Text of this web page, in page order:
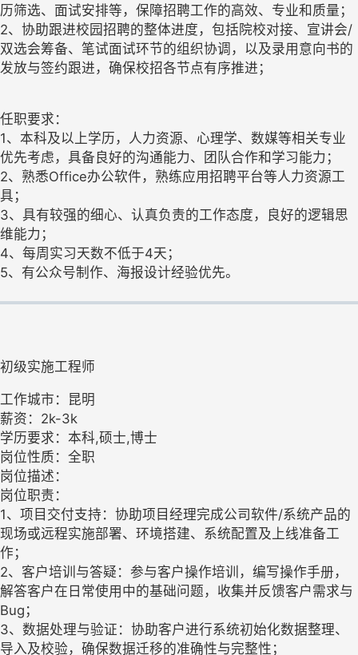
历筛选、面试安排等，保障招聘工作的高效、专业和质量；
2、协助跟进校园招聘的整体进度，包括院校对接、宣讲会/
双选会筹备、笔试面试环节的组织协调，以及录用意向书的
发放与签约跟进，确保校招各节点有序推进；
任职要求：
1、本科及以上学历，人力资源、心理学、数媒等相关专业
优先考虑，具备良好的沟通能力、团队合作和学习能力；
2、熟悉Office办公软件，熟练应用招聘平台等人力资源工
具；
3、具有较强的细心、认真负责的工作态度，良好的逻辑思
维能力；
4、每周实习天数不低于4天；
5、有公众号制作、海报设计经验优先。
初级实施工程师
工作城市：昆明
薪资：2k-3k
学历要求：本科,硕士,博士
岗位性质：全职
岗位描述：
岗位职责：
1、项目交付支持：协助项目经理完成公司软件/系统产品的
现场或远程实施部署、环境搭建、系统配置及上线准备工
作；
2、客户培训与答疑：参与客户操作培训，编写操作手册，
解答客户在日常使用中的基础问题，收集并反馈客户需求与
Bug；
3、数据处理与验证：协助客户进行系统初始化数据整理、
导入及校验，确保数据迁移的准确性与完整性；